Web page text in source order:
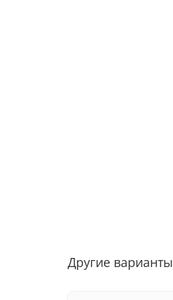
Другие варианты